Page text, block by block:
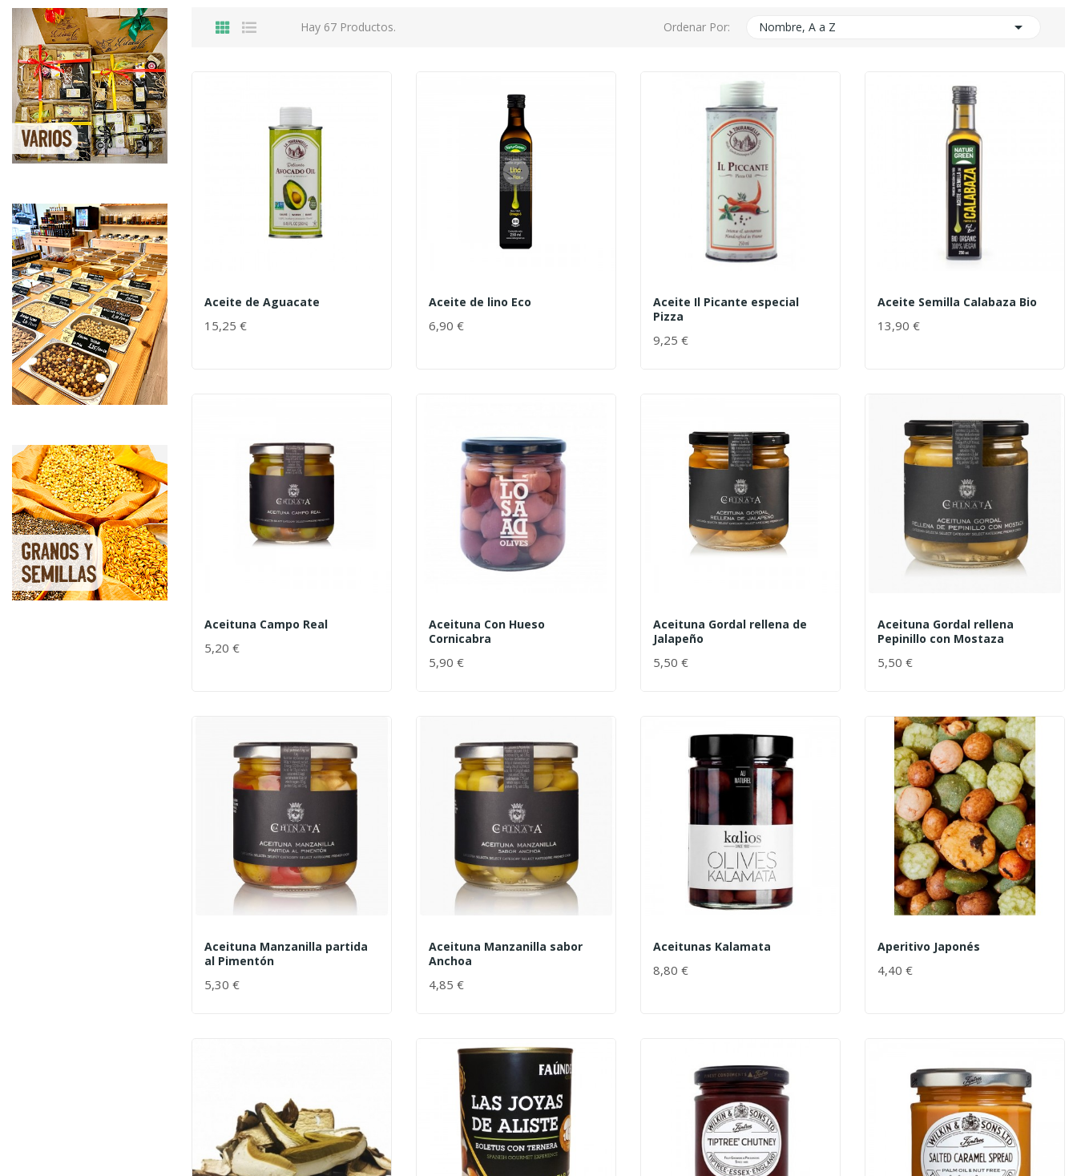
Hay 67 Productos. Ordenar Por: Nombre, A a Z 
Aceite de Aguacate
15,25 €
Aceite de lino Eco
6,90 €
Aceite Il Picante especial
Pizza
9,25 €
Aceite Semilla Calabaza Bio
13,90 €
Aceituna Campo Real
5,20 €
Aceituna Con Hueso
Cornicabra
5,90 €
Aceituna Gordal rellena de
Jalapeño
5,50 €
Aceituna Gordal rellena
Pepinillo con Mostaza
5,50 €
Aceituna Manzanilla partida
al Pimentón
5,30 €
Aceituna Manzanilla sabor
Anchoa
4,85 €
Aceitunas Kalamata
8,80 €
Aperitivo Japonés
4,40 €